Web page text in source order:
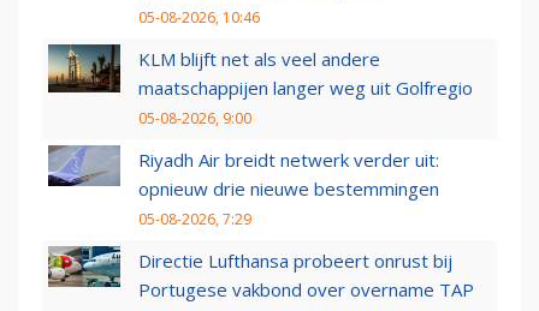
05-08-2026, 10:46
KLM blijft net als veel andere
maatschappijen langer weg uit Golfregio
05-08-2026, 9:00
Riyadh Air breidt netwerk verder uit:
opnieuw drie nieuwe bestemmingen
05-08-2026, 7:29
Directie Lufthansa probeert onrust bij
Portugese vakbond over overname TAP